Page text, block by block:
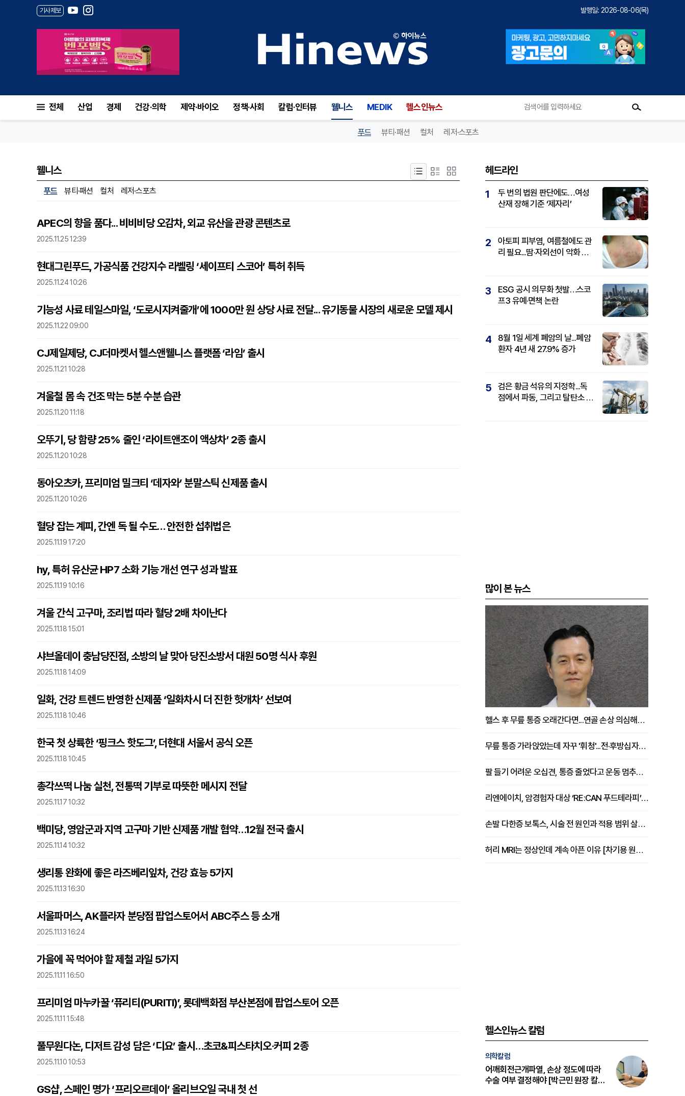
기사제보 발행일: 2026-08-06(목)
전체 산업 경제 건강·의학 제약·바이오 정책·사회 칼럼·인터뷰 웰니스 MEDIK 헬스인뉴스
푸드 뷰티·패션 컬처 레저·스포츠
웰니스
푸드 뷰티·패션 컬처 레저·스포츠
APEC의 향을 품다... 비비비당 오감차, 외교 유산을 관광 콘텐츠로
2025.11.25 12:39
현대그린푸드, 가공식품 건강지수 라벨링 ‘세이프티 스코어’ 특허 취득
2025.11.24 10:26
기능성 사료 테일스마일, ‘도로시지켜줄개’에 1000만 원 상당 사료 전달... 유기동물 시장의 새로운 모델 제시
2025.11.22 09:00
CJ제일제당, CJ더마켓서 헬스앤웰니스 플랫폼 ‘라임’ 출시
2025.11.21 10:28
겨울철 몸 속 건조 막는 5분 수분 습관
2025.11.20 11:18
오뚜기, 당 함량 25% 줄인 ‘라이트앤조이 액상차’ 2종 출시
2025.11.20 10:28
동아오츠카, 프리미엄 밀크티 ‘데자와’ 분말스틱 신제품 출시
2025.11.20 10:26
혈당 잡는 계피, 간엔 독 될 수도… 안전한 섭취법은
2025.11.19 17:20
hy, 특허 유산균 HP7 소화 기능 개선 연구 성과 발표
2025.11.19 10:16
겨울 간식 고구마, 조리법 따라 혈당 2배 차이난다
2025.11.18 15:01
샤브올데이 충남당진점, 소방의 날 맞아 당진소방서 대원 50명 식사 후원
2025.11.18 14:09
일화, 건강 트렌드 반영한 신제품 ‘일화차시 더 진한 헛개차’ 선보여
2025.11.18 10:46
한국 첫 상륙한 ‘핑크스 핫도그’, 더현대 서울서 공식 오픈
2025.11.18 10:45
총각쓰떡 나눔 실천, 전통떡 기부로 따뜻한 메시지 전달
2025.11.17 10:32
백미당, 영암군과 지역 고구마 기반 신제품 개발 협약…12월 전국 출시
2025.11.14 10:32
생리통 완화에 좋은 라즈베리잎차, 건강 효능 5가지
2025.11.13 16:30
서울파머스, AK플라자 분당점 팝업스토어서 ABC주스 등 소개
2025.11.13 16:24
가을에 꼭 먹어야 할 제철 과일 5가지
2025.11.11 16:50
프리미엄 마누카꿀 ‘퓨리티(PURITI)’, 롯데백화점 부산본점에 팝업스토어 오픈
2025.11.11 15:48
풀무원다논, 디저트 감성 담은 ‘디요’ 출시…초코&피스타치오·커피 2종
2025.11.10 10:53
GS샵, 스페인 명가 ‘프리오르데이’ 올리브오일 국내 첫 선
헤드라인
1
두 번의 법원 판단에도…여성
산재 장해 기준 ‘제자리’
2
아토피 피부염, 여름철에도 관
리 필요...땀·자외선이 악화 요
3
ESG 공시 의무화 첫발…스코
프3 유예·면책 논란
4
8월 1일 세계 폐암의 날...폐암
환자 4년 새 27.9% 증가
5
검은 황금 석유의 지정학...독
점에서 파동, 그리고 탈탄소 패
많이 본 뉴스
헬스 후 무릎 통증 오래간다면...연골 손상 의심해야 [김상범 원장 칼럼]
무릎 통증 가라앉았는데 자꾸 '휘청'...전·후방십자인대 파열 확인해야 [곽우경 원장 칼럼]
팔 들기 어려운 오십견, 통증 줄었다고 운동 멈추면 안 되는 이유 [이병욱 원장 칼럼]
리엔에이치, 암경험자 대상 ‘RE:CAN 푸드테라피’ 운영
손발 다한증 보톡스, 시술 전 원인과 적용 범위 살펴야 [강윤일 원장 칼럼]
허리 MRI는 정상인데 계속 아픈 이유 [차기용 원장 칼럼]
헬스인뉴스 칼럼
의학칼럼
어깨회전근개파열, 손상 정도에 따라
수술 여부 결정해야 [박근민 원장 칼